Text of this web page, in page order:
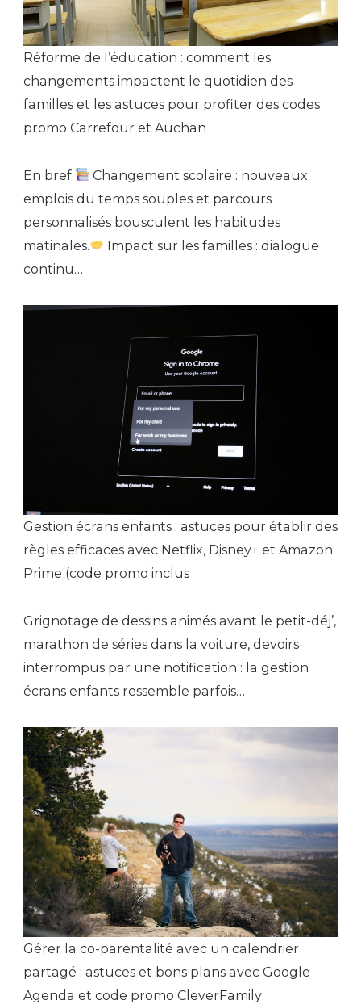
Réforme de l’éducation : comment les
changements impactent le quotidien des
familles et les astuces pour profiter des codes
promo Carrefour et Auchan
En bref
Changement scolaire : nouveaux
emplois du temps souples et parcours
personnalisés bousculent les habitudes
matinales.
Impact sur les familles : dialogue
continu…
Gestion écrans enfants : astuces pour établir des
règles efficaces avec Netflix, Disney+ et Amazon
Prime (code promo inclus
Grignotage de dessins animés avant le petit-déj’,
marathon de séries dans la voiture, devoirs
interrompus par une notification : la gestion
écrans enfants ressemble parfois…
Gérer la co-parentalité avec un calendrier
partagé : astuces et bons plans avec Google
Agenda et code promo CleverFamily